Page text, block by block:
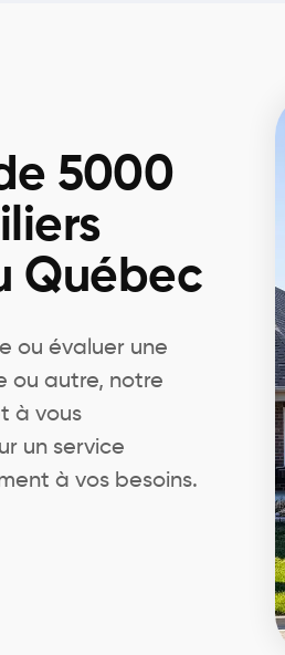
5000
Québec
ou évaluer une
ou autre, notre
à vous
un service
à vos besoins.